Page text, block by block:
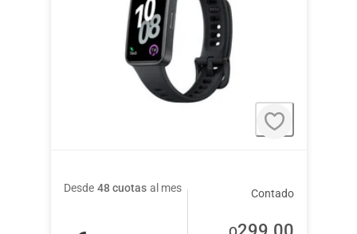
Desde 48 cuotas al mes Contado